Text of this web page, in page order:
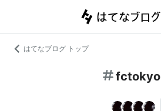
はてなブログ トップ
fctokyo